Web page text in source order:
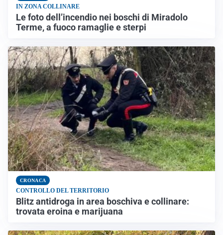
IN ZONA COLLINARE
Le foto dell’incendio nei boschi di Miradolo
Terme, a fuoco ramaglie e sterpi
CRONACA
CONTROLLO DEL TERRITORIO
Blitz antidroga in area boschiva e collinare:
trovata eroina e marijuana